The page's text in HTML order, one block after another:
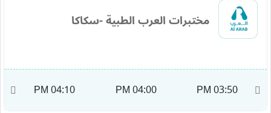
مختبرات العرب الطبية -سكاكا
03:50 PM
04:00 PM
04:10 PM